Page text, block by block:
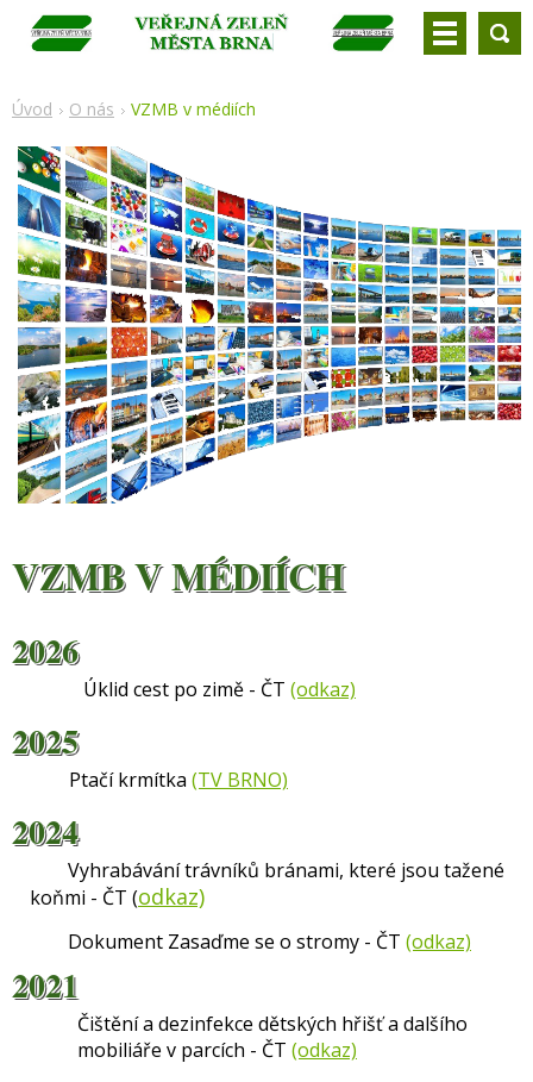
Úvod O nás VZMB v médiích
VZMB V MÉDIÍCH
2026
Úklid cest po zimě - ČT (odkaz)
2025
Ptačí krmítka (TV BRNO)
2024
Vyhrabávání trávníků bránami, které jsou tažené
koňmi - ČT (odkaz)
Dokument Zasaďme se o stromy - ČT (odkaz)
2021
Čištění a dezinfekce dětských hřišť a dalšího
mobiliáře v parcích - ČT (odkaz)